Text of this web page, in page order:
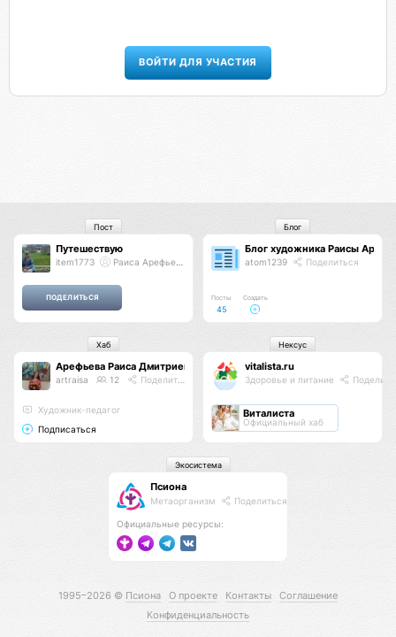
ВОЙТИ ДЛЯ УЧАСТИЯ
Путешествую
item1773 Раиса Арефьева
Пост
Блог художника Раисы
atom1239 Поделиться
Посты
45
Создать
Блог
Арефьева Раиса Дмитриевна
artraisa 12 Поделиться
Художник-педагог
Подписаться
Хаб
vitalista.ru
Здоровье и питание
Виталиста
Официальный хаб
Нексус
Псиона
Метаорганизм Поделиться
Официальные ресурсы:
Экосистема
1995–2026 © Псиона О проекте Контакты
Соглашение
Конфиденциальность